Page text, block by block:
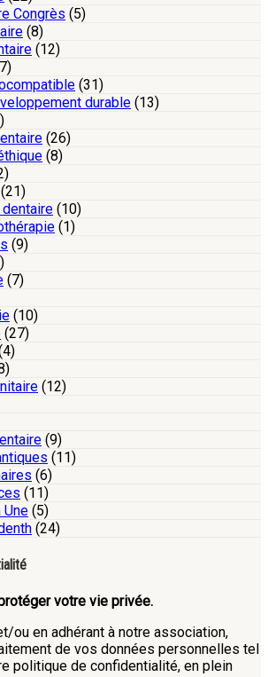
Congrès (5)
(8)
(12)
(31)
durable (13)
(26)
(8)
(21)
(10)
(1)
(9)
(7)
(10)
(27)
(12)
(9)
(11)
(6)
(11)
Une (5)
(24)
votre vie privée.
ou en adhérant à notre association,
de vos données personnelles tel
politique de confidentialité, en plein